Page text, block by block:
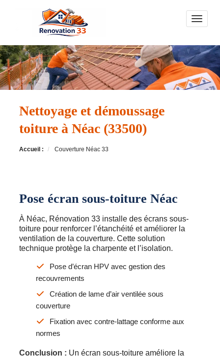
Toggle
Nettoyage et démoussage
toiture à Néac (33500)
Accueil : Couverture Néac 33
Pose écran sous-toiture Néac
À Néac, Rénovation 33 installe des écrans sous-
toiture pour renforcer l’étanchéité et améliorer la
ventilation de la couverture. Cette solution
technique protège la charpente et l’isolation.
Pose d’écran HPV avec gestion des
recouvrements
Création de lame d’air ventilée sous
couverture
Fixation avec contre-lattage conforme aux
normes
Conclusion : Un écran sous-toiture améliore la